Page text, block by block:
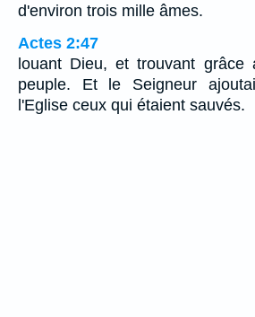
d'environ trois mille âmes.
Actes 2:47
louant Dieu, et trouvant grâce
peuple. Et le Seigneur
l'Eglise ceux qui étaient sauvés.